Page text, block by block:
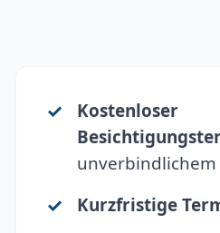
Kostenloser
Kurzfristige